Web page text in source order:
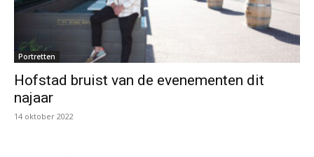
Portretten
Hofstad bruist van de evenementen dit
najaar
14 oktober 2022